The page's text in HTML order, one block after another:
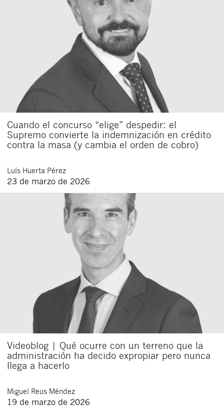
Cuando el concurso “elige” despedir: el
Supremo convierte la indemnización en crédito
contra la masa (y cambia el orden de cobro)
Luís Huerta Pérez
23 de marzo de 2026
Videoblog | Qué ocurre con un terreno que la
administración ha decido expropiar pero nunca
llega a hacerlo
Miguel Reus Méndez
19 de marzo de 2026